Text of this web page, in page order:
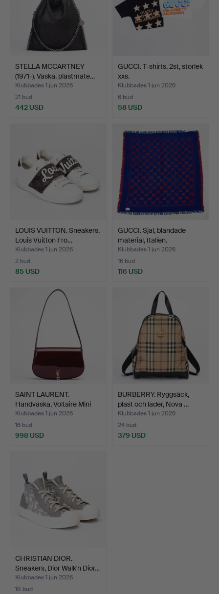
STELLA MCCARTNEY
(1971-). Väska, plastmate…
Klubbades 1 jun 2026
21 bud
442 USD
GUCCI. T-shirts, 2st, storlek
xxs.
Klubbades 1 jun 2026
6 bud
58 USD
LOUIS VUITTON. Sneakers,
Louis Vuitton Fro…
Klubbades 1 jun 2026
2 bud
85 USD
GUCCI. Sjal, blandade
material, Italien.
Klubbades 1 jun 2026
16 bud
116 USD
SAINT LAURENT.
Handväska, Voltaire Mini
pa…
Klubbades 1 jun 2026
16 bud
998 USD
BURBERRY. Ryggsäck,
plast och läder, Nova …
Klubbades 1 jun 2026
24 bud
379 USD
CHRISTIAN DIOR.
Sneakers, Dior Walk'n Dior…
Klubbades 1 jun 2026
18 bud